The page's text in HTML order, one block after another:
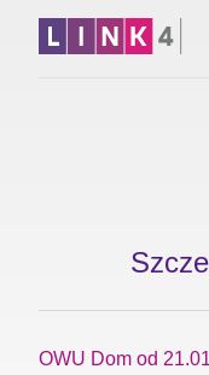
OWU Dom od